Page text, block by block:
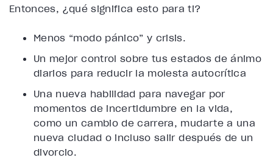
Entonces, ¿qué significa esto para ti?
Menos “modo pánico” y crisis.
Un mejor control sobre tus estados de ánimo
diarios para reducir la molesta autocrítica
Una nueva habilidad para navegar por
momentos de incertidumbre en la vida,
como un cambio de carrera, mudarte a una
nueva ciudad o incluso salir después de un
divorcio.